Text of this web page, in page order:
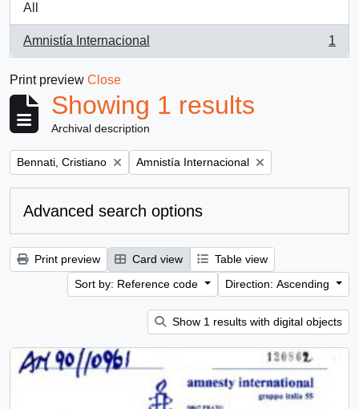
All
Amnistía Internacional
, 1 results
1
Print preview Close
Showing 1 results
Archival description
Remove filter:
Bennati, Cristiano Remove filter:
Amnistía Internacional
Advanced search options
Print preview Card view
Table view
Sort by: Reference code
Direction: Ascending
Show 1 results with digital objects